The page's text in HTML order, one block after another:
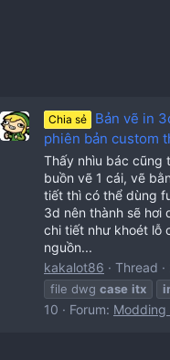
Chia sẻ
Bản vẽ in
phiên bản custom
Thấy nhìu bác cũng
buồn vẽ 1 cái, vẽ
tiết thì có thể dùng
3d nên thành sẽ hơi
chi tiết như khoét lỗ
nguồn...
kakalot86
Thread
file dwg case itx
10
Forum: Modding